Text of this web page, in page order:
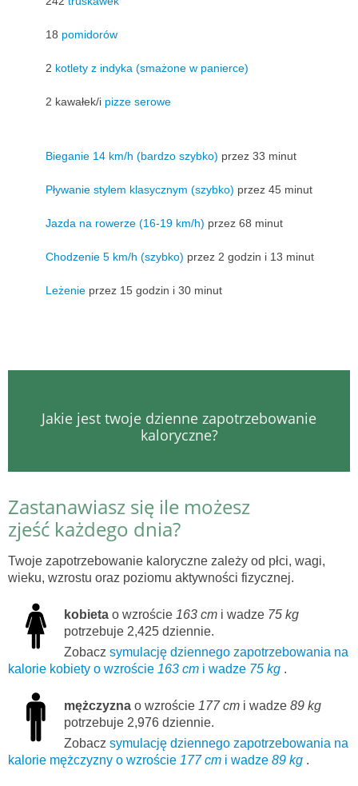
18 pomidorów
2 kotlety z indyka (smażone w panierce)
2 kawałek/i pizze serowe
Bieganie 14 km/h (bardzo szybko) przez 33 minut
Pływanie stylem klasycznym (szybko) przez 45 minut
Jazda na rowerze (16-19 km/h) przez 68 minut
Chodzenie 5 km/h (szybko) przez 2 godzin i 13 minut
Leżenie przez 15 godzin i 30 minut
Jakie jest twoje dzienne zapotrzebowanie
kaloryczne?
Zastanawiasz się ile możesz
zjeść każdego dnia?
Twoje zapotrzebowanie kaloryczne zależy od płci, wagi,
wieku, wzrostu oraz poziomu aktywności fizycznej.
kobieta o wzroście 163 cm i wadze 75 kg
potrzebuje 2,425 dziennie.
Zobacz symulację dziennego zapotrzebowania na
kalorie kobiety o wzroście 163 cm i wadze 75 kg .
mężczyzna o wzroście 177 cm i wadze 89 kg
potrzebuje 2,976 dziennie.
Zobacz symulację dziennego zapotrzebowania na
kalorie mężczyzny o wzroście 177 cm i wadze 89 kg .